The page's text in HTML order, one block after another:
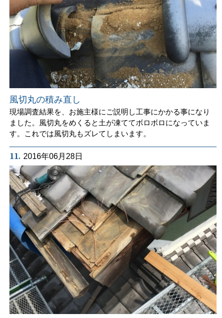
風切丸の積み直し
現場調査結果を、お施主様にご説明し工事にかかる事になり
ました。風切丸をめくると土が凍ててボロボロになっていま
す。これでは風切丸もズレてしまいます。
11. 2016年06月28日